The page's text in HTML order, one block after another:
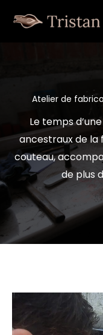
Atelier de
Le temps
ancestraux de
couteau,
de plus